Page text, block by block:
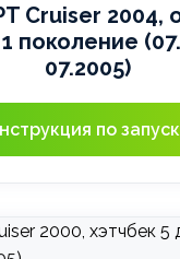
Cruiser 2004,
поколение
07.2005)
по